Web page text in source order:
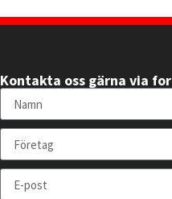
Kontakta oss gärna via